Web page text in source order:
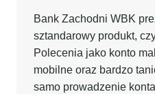
Bank Zachodni WBK
sztandarowy produkt,
Polecenia jako konto
mobilne oraz bardzo
samo prowadzenie